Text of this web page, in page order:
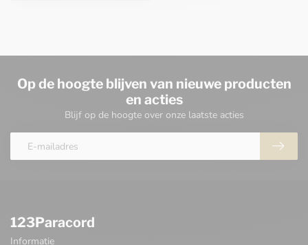
Op de hoogte blijven van nieuwe producten
en acties
Blijf op de hoogte over onze laatste acties
123Paracord
Informatie